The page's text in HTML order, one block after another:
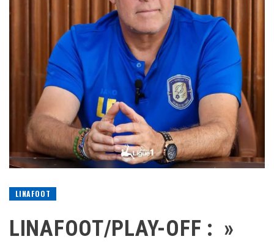
LINAFOOT
LINAFOOT/PLAY-OFF : »